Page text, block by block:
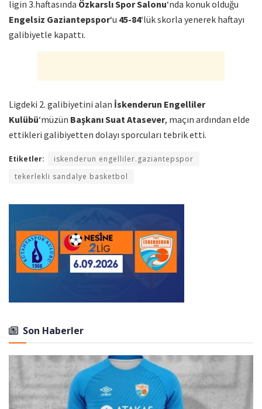
ligin 3.haftasında Özkarslı Spor Salonu‘nda konuk olduğu
Engelsiz Gaziantepspor‘u 45-84‘lük skorla yenerek haftayı
galibiyetle kapattı.
Ligdeki 2. galibiyetini alan İskenderun Engelliler
Kulübü‘müzün Başkanı Suat Atasever, maçın ardından elde
ettikleri galibiyetten dolayı sporcuları tebrik etti.
Etiketler:
iskenderun engelliler.gaziantepspor
tekerlekli sandalye basketbol
Son Haberler